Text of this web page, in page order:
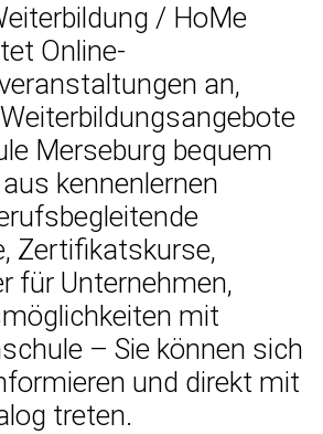
/ HoMe
Online-
an,
Merseburg bequem
kennenlernen
Zertifikatskurse,
für Unternehmen,
mit
– Sie können sich
und direkt mit
treten.